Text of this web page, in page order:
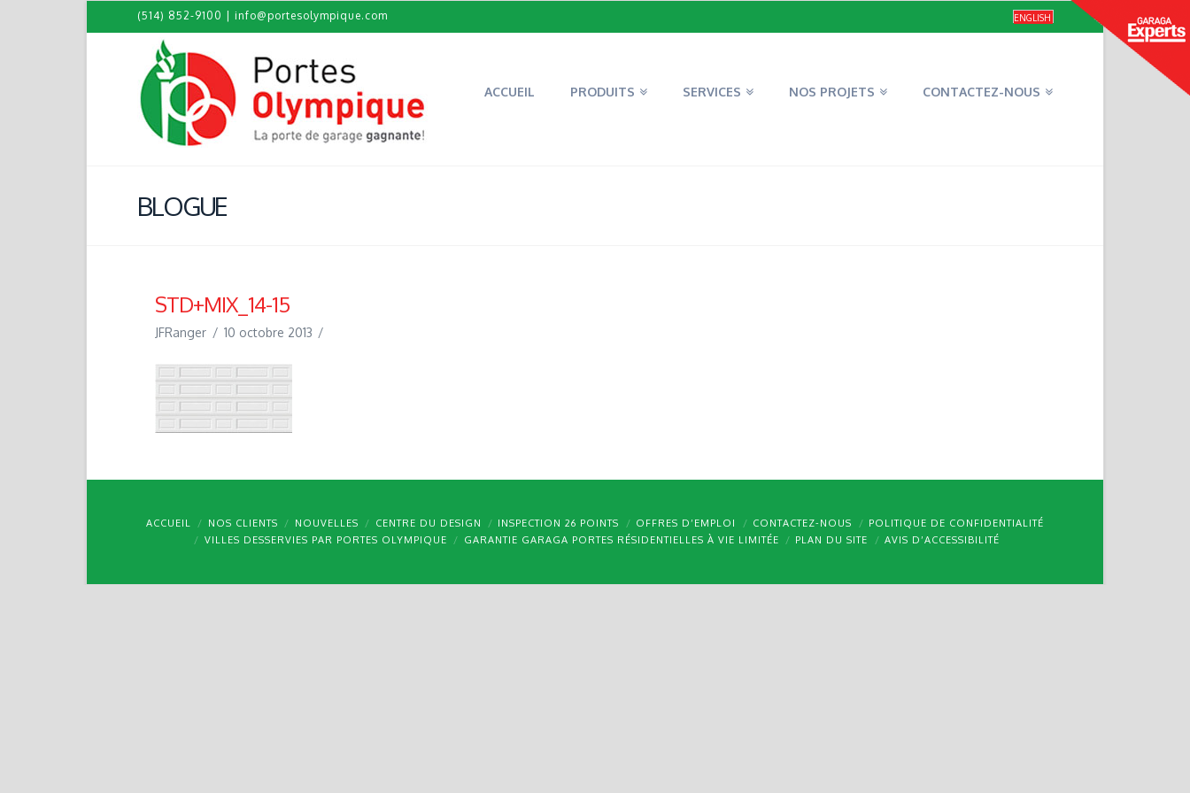
(514) 852-9100 info@portesolympique.com ENGLISH
ACCUEIL PRODUITS SERVICES NOS PROJETS CONTACTEZ-NOUS
BLOGUE
STD+MIX_14-15
JFRanger 10 octobre 2013
ACCUEIL NOS CLIENTS NOUVELLES CENTRE DU DESIGN INSPECTION 26 POINTS OFFRES D’EMPLOI CONTACTEZ-NOUS
POLITIQUE DE CONFIDENTIALITÉ
VILLES DESSERVIES PAR PORTES OLYMPIQUE
GARANTIE GARAGA PORTES RÉSIDENTIELLES À VIE LIMITÉE PLAN DU SITE AVIS D’ACCESSIBILITÉ